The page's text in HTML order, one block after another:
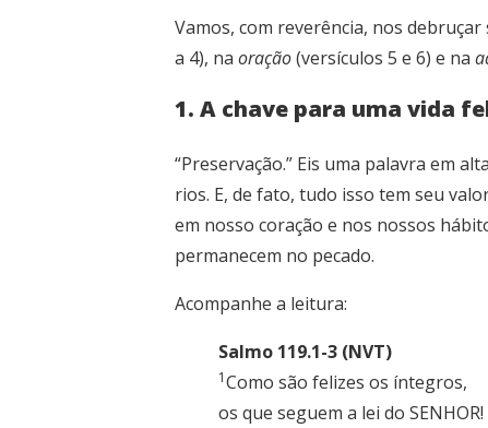
Vamos, com reverência, nos
a 4), na oração(versículos 5 e 6) e na
1. A chave para uma vida
“Preservação.” Eis uma palavra em
rios. E, de fato, tudo isso tem seu
em nosso coração e nos nossos
permanecem no pecado.
Acompanhe a leitura:
Salmo 119.1-3 (NVT)
1Como são felizes os íntegros,
os que seguem a lei do SENHOR!